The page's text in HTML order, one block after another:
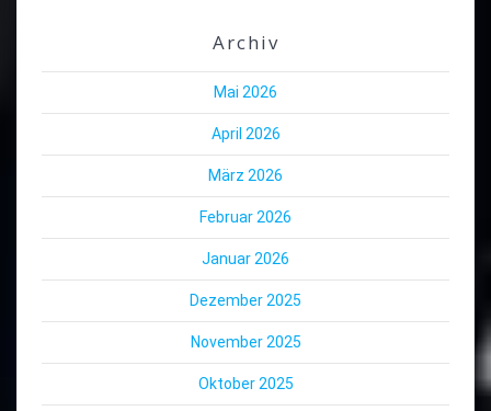
Archiv
Mai 2026
April 2026
März 2026
Februar 2026
Januar 2026
Dezember 2025
November 2025
Oktober 2025